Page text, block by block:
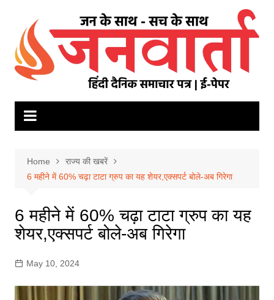
content
Home
राज्य की खबरें
6 महीने में 60% चढ़ा टाटा ग्रुप का यह शेयर,एक्‍सपर्ट बोले-अब ग‍िरेगा
6 महीने में 60% चढ़ा टाटा ग्रुप का यह
शेयर,एक्‍सपर्ट बोले-अब ग‍िरेगा
May 10, 2024